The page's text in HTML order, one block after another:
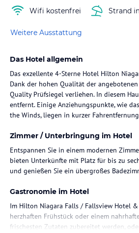
Wifi kostenfrei
Strand
Weitere Ausstattung
Das Hotel allgemein
Das exzellente 4-Sterne Hotel Hilton
Dank der hohen Qualität der
Quality Prüfsiegel verliehen. In diesem
entfernt. Einige Anziehungspunkte, wie
the Winds, liegen in kurzer
Zimmer / Unterbringung im Hotel
Entspannen Sie in einem modernen
bieten Unterkünfte mit Platz für bis zu
und genießen Sie ein übergroßes
Gastronomie im Hotel
Im Hilton Niagara Falls / Fallsview Hotel
herzhaften Frühstück oder einem
frischesten Zutaten zubereitet werden,